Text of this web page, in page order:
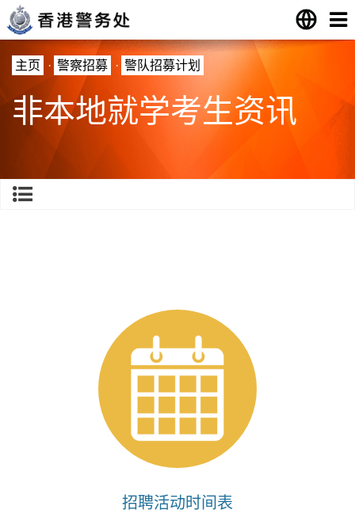
主页 · 警察招募 · 警队招募计划
非本地就学考生资讯
招聘活动时间表